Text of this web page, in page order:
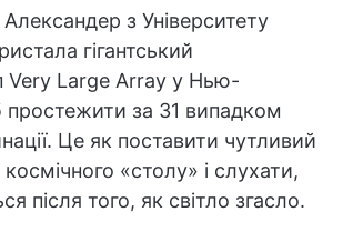
з Університету
гігантський
Very Large Array у Нью-
за 31 випадком
Це як поставити чутливий
«столу» і слухати,
після того, як світло згасло.